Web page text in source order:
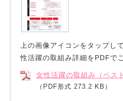
上の画像アイコンを タップし
性活躍の取組み詳細をPDFで
女性活躍の取組み（ベス
（PDF形式 273.2 KB）